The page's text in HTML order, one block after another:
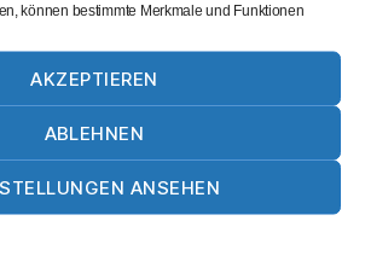
können bestimmte Merkmale und Funktionen
AKZEPTIEREN
ABLEHNEN
ANSEHEN
Karte laden